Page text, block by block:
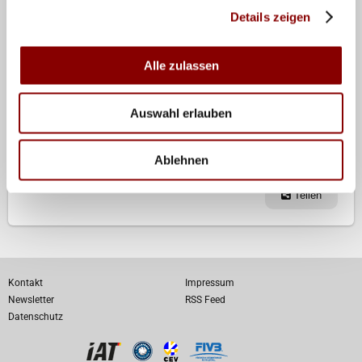
Details zeigen
Alle zulassen
Auswahl erlauben
Ablehnen
7. Polen
9. Deutschland
11. Bulgarien
Teilen
Kontakt
Impressum
Newsletter
RSS Feed
Datenschutz